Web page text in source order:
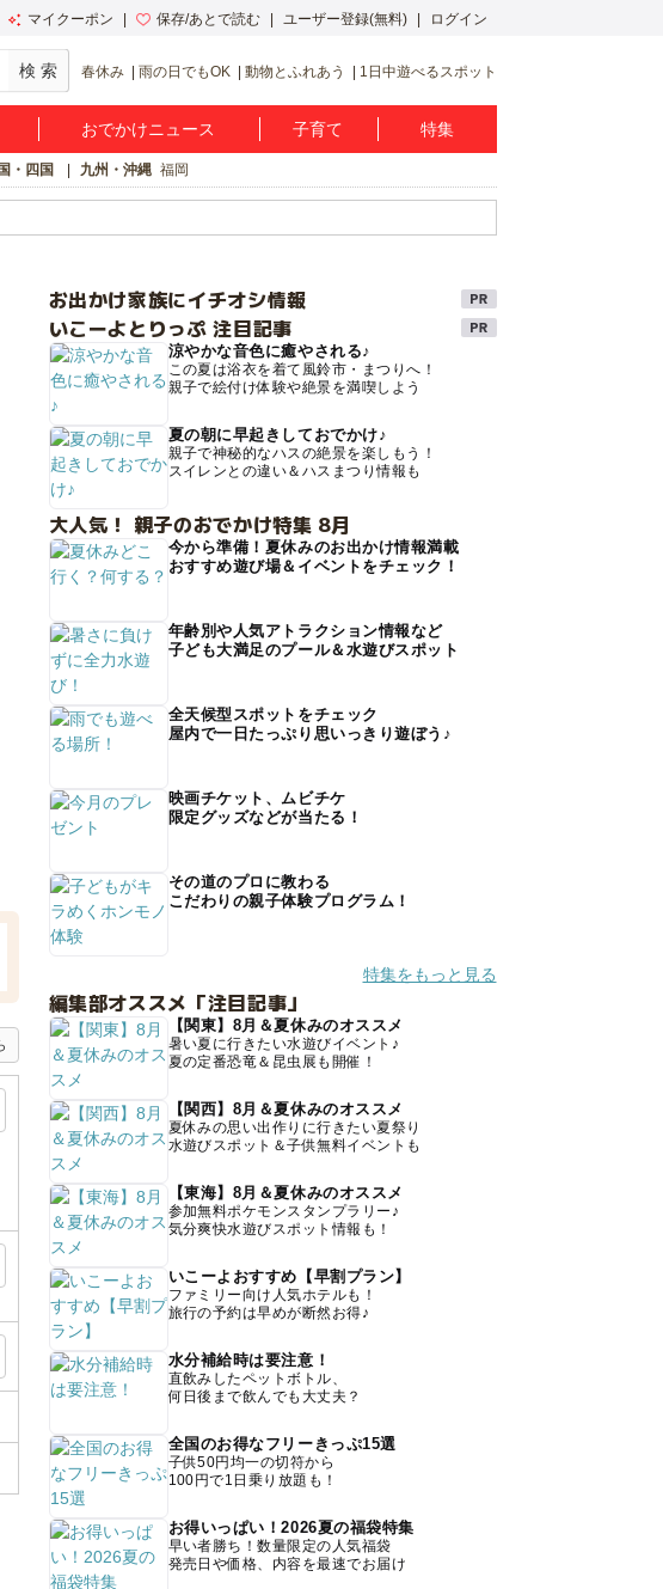
マイクーポン 保存/あとで読む ユーザー登録(無料) ログイン
春休み 雨の日でもOK 動物とふれあう 1日中遊べるスポット
おでかけニュース 子育て 特集
・四国 九州・沖縄 福岡
お出かけ家族にイチオシ情報
いこーよとりっぷ 注目記事
涼やかな音色に癒やされる♪
この夏は浴衣を着て風鈴市・まつりへ！
親子で絵付け体験や絶景を満喫しよう
夏の朝に早起きしておでかけ♪
親子で神秘的なハスの絶景を楽しもう！
スイレンとの違い＆ハスまつり情報も
大人気！ 親子のおでかけ特集 8月
今から準備！夏休みのお出かけ情報満載
おすすめ遊び場＆イベントをチェック！
年齢別や人気アトラクション情報など
子ども大満足のプール＆水遊びスポット
全天候型スポットをチェック
屋内で一日たっぷり思いっきり遊ぼう♪
映画チケット、ムビチケ
限定グッズなどが当たる！
その道のプロに教わる
こだわりの親子体験プログラム！
特集をもっと見る
編集部オススメ「注目記事」
【関東】8月＆夏休みのオススメ
暑い夏に行きたい水遊びイベント♪
夏の定番恐竜＆昆虫展も開催！
【関西】8月＆夏休みのオススメ
夏休みの思い出作りに行きたい夏祭り
水遊びスポット＆子供無料イベントも
【東海】8月＆夏休みのオススメ
参加無料ポケモンスタンプラリー♪
気分爽快水遊びスポット情報も！
いこーよおすすめ【早割プラン】
ファミリー向け人気ホテルも！
旅行の予約は早めが断然お得♪
水分補給時は要注意！
直飲みしたペットボトル、
何日後まで飲んでも大丈夫？
全国のお得なフリーきっぷ15選
子供50円均一の切符から
100円で1日乗り放題も！
お得いっぱい！2026夏の福袋特集
早い者勝ち！数量限定の人気福袋
発売日や価格、内容を最速でお届け